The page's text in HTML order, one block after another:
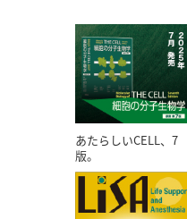
あたらしいCELL、7
版。